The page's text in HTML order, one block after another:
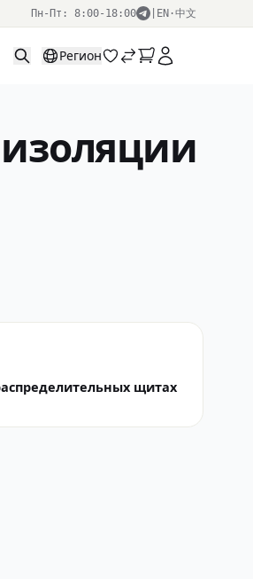
Пн-Пт: 8:00-18:00 EN ·中文
Регион
щитах